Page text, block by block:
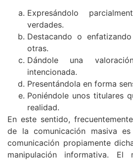
Expresándolo
verdades.
Destacando o
otras.
Dándole una
intencionada.
Presentándola en forma
Poniéndole unos titulares
realidad.
En este sentido,
de la comunicación masiva
comunicación propiamente
manipulación informativa. El